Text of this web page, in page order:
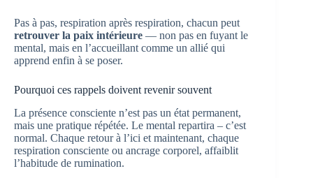
Pas à pas, respiration après respiration, chacun peut
retrouver la paix intérieure — non pas en fuyant le
mental, mais en l’accueillant comme un allié qui
apprend enfin à se poser.
Pourquoi ces rappels doivent revenir souvent
La présence consciente n’est pas un état permanent,
mais une pratique répétée. Le mental repartira – c’est
normal. Chaque retour à l’ici et maintenant, chaque
respiration consciente ou ancrage corporel, affaiblit
l’habitude de rumination.